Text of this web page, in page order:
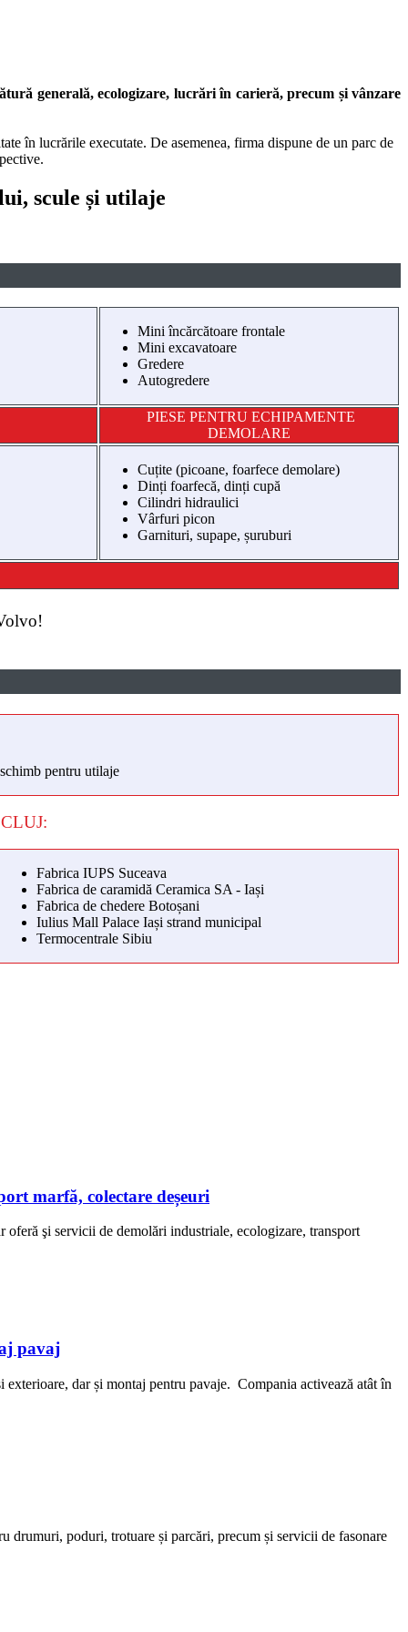
generală, ecologizare, lucrări în carieră, precum și vânzare
în lucrările executate. De asemenea, firma dispune de un parc de
scule și utilaje
Mini încărcătoare frontale
Mini excavatoare
Gredere
Autogredere
PIESE PENTRU ECHIPAMENTE
DEMOLARE
Cuțite (picoane, foarfece demolare)
Dinți foarfecă, dinți cupă
Cilindri hidraulici
Vârfuri picon
Garnituri, supape, șuruburi
pentru utilaje
Fabrica IUPS Suceava
Fabrica de caramidă Ceramica SA - Iași
Fabrica de chedere Botoșani
Iulius Mall Palace Iași strand municipal
Termocentrale Sibiu
marfă, colectare deșeuri
şi servicii de demolări industriale, ecologizare, transport
pavaj
dar și montaj pentru pavaje. Compania activează atât în
poduri, trotuare și parcări, precum și servicii de fasonare